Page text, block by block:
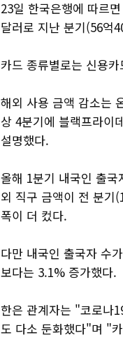
23일 한국은행에 따르
달러로 지난 분기(56억
카드 종류별로는 신용
해외 사용 금액 감소는
상 4분기에 블랙프라이
설명했다.
올해 1분기 내국인 출
외 직구 금액이 전 분기
폭이 더 컸다.
다만 내국인 출국자 수
보다는 3.1% 증가했다.
한은 관계자는 "코로나
도 다소 둔화했다"며 "